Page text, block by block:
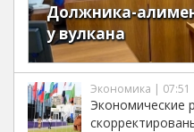
Должника-
у вулкана
Экономика | 07:51